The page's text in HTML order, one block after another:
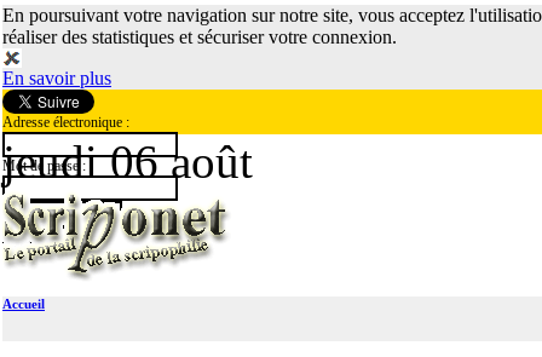
En poursuivant votre navigation sur notre site, vous acceptez
réaliser des statistiques et sécuriser votre connexion.
En savoir plus
Adresse électronique :
Mot de passe :
jeudi 06 août
Accueil